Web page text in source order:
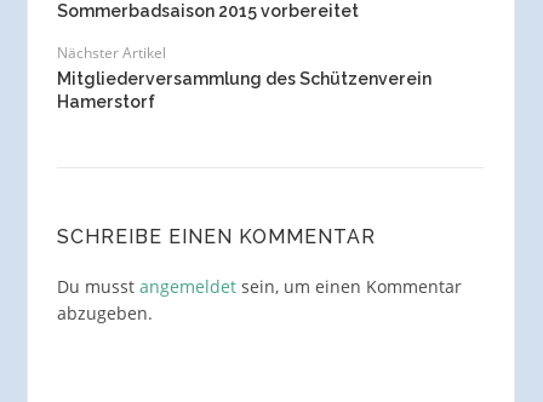
Sommerbadsaison 2015 vorbereitet
Nächster Artikel
Mitgliederversammlung des Schützenverein
Hamerstorf
SCHREIBE EINEN KOMMENTAR
Du musst angemeldetsein, um einen Kommentar
abzugeben.